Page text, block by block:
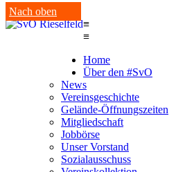
Nach oben
≡
≡
Home
Über den #SvO
News
Vereinsgeschichte
Gelände-Öffnungszeiten
Mitgliedschaft
Jobbörse
Unser Vorstand
Sozialausschuss